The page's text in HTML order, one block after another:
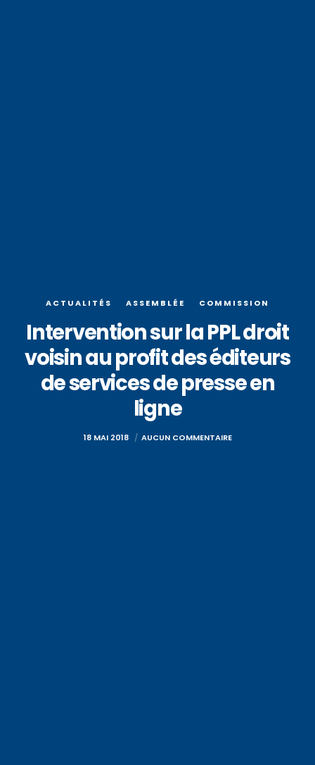
ACTUALITÉS ASSEMBLÉE COMMISSION
Intervention sur la PPL droit
voisin au profit des éditeurs
de services de presse en
ligne
18 MAI 2018 AUCUN COMMENTAIRE